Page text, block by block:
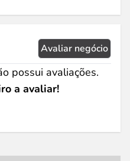
Avaliar negócio
possui avaliações.
a avaliar!